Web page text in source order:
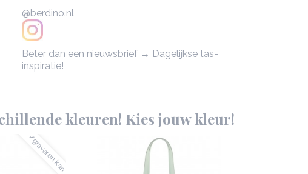
@berdino.nl
Beter dan een nieuwsbrief → Dagelijkse tas-
inspiratie!
kleuren! Kies jouw kleur!
✓graveren kan